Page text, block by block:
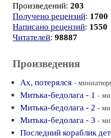
Произведений: 203
Получено рецензий: 1700
Написано рецензий: 1550
Читателей: 98887
Произведения
Ах, потерялся -
Митька-бедолага - 1 -
Митька-бедолага - 2 -
Митька-бедолага - 3 -
Последний кораблик